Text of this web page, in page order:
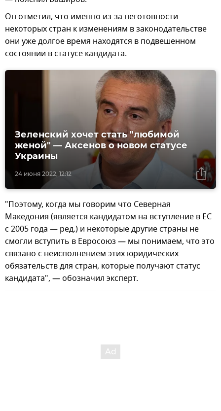
Он отметил, что именно из-за неготовности
некоторых стран к изменениям в законодательстве
они уже долгое время находятся в подвешенном
состоянии в статусе кандидата.
24 июня 2022, 12:12
Зеленский хочет стать "любимой
женой" — Аксенов о новом статусе
Украины
"Поэтому, когда мы говорим что Северная
Македония (является кандидатом на вступление в ЕС
с 2005 года — ред.) и некоторые другие страны не
смогли вступить в Евросоюз — мы понимаем, что это
связано с неисполнением этих юридических
обязательств для стран, которые получают статус
кандидата", — обозначил эксперт.